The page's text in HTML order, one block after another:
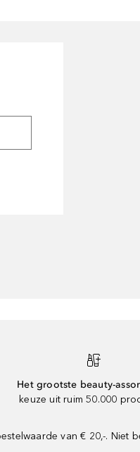
Het grootste beauty-
keuze uit ruim 50.000
van € 20,-.